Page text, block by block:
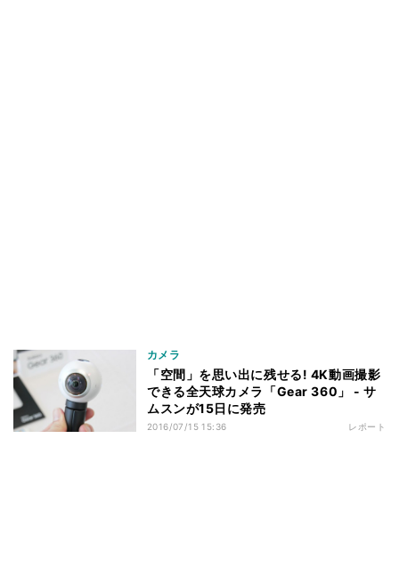
カメラ
「空間」を思い出に残せる! 4K動画撮影
できる全天球カメラ「Gear 360」 - サ
ムスンが15日に発売
2016/07/15 15:36 レポート